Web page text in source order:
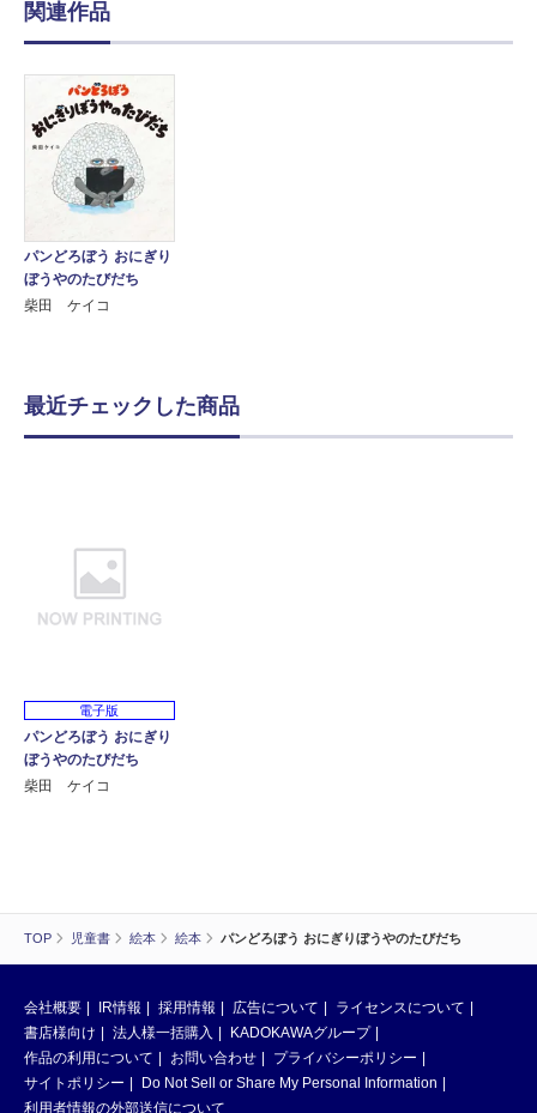
TOP 児童書 絵本 絵本 パンどろぼう おにぎりぼうやのたびだち
関連作品
パンどろぼう おにぎり
ぼうやのたびだち
柴田 ケイコ
最近チェックした商品
電子版
パンどろぼう おにぎり
ぼうやのたびだち
柴田 ケイコ
会社概要 IR情報 採用情報 広告について
ライセンスについて
書店様向け
法人様一括購入
KADOKAWAグループ
作品の利用について
お問い合わせ
プライバシーポリシー
サイトポリシー
Do Not Sell or Share My Personal Information
利用者情報の外部送信について